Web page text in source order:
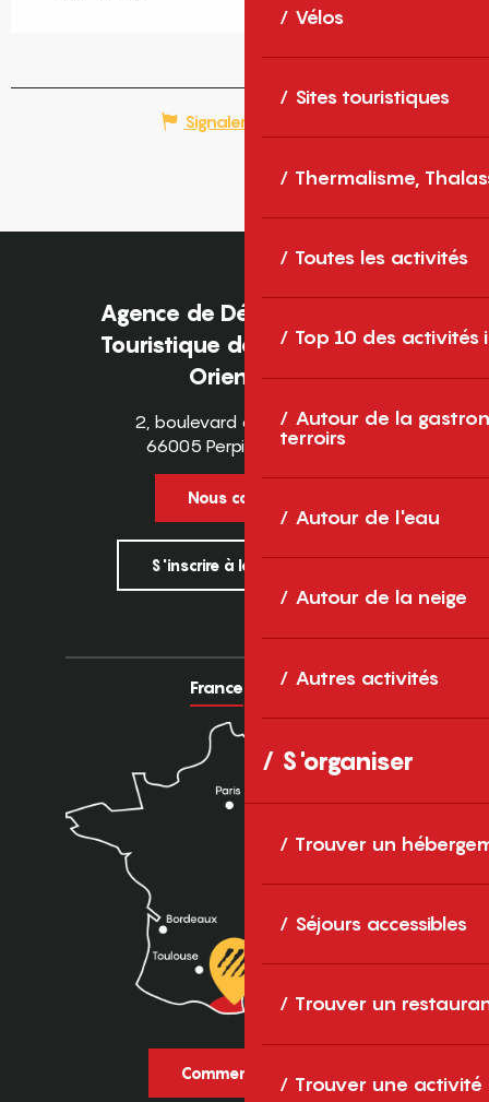
Vélos
Sites touristiques
Thermalisme,
Toutes les activités
Top 10 des activités
Autour de la
terroirs
Autour de l'eau
Autour de la neige
Autres activités
S'organiser
Trouver un
Séjours accessibles
Trouver un
Trouver une activité
Signaler une erreur
Agence de Développement
Touristique des Pyrénées-
Orientales
2, boulevard des Pyrénées
66005 Perpignan Cedex
Nous contacter
S'inscrire à la newsletter
France Europe
Comment venir ?